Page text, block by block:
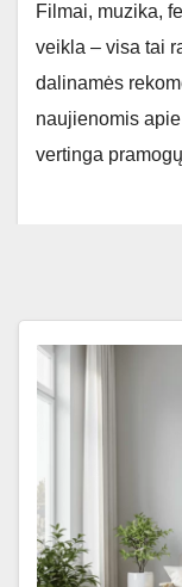
Filmai, muzika,
veikla – visa tai
dalinamės
naujienomis
vertinga